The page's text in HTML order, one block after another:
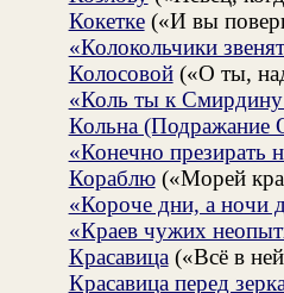
Кокетке(«И вы
«Колокольчики
Колосовой(«О ты,
«Коль ты к
Кольна (Подражание
«Конечно презирать
Кораблю(«Морей
«Короче дни, а ночи
«Краев чужих
Красавица («Всё в
Красавица перед